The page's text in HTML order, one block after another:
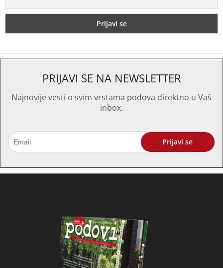
PRIJAVI SE NA NEWSLETTER
Najnovije vesti o svim vrstama podova direktno u Vaš
inbox.